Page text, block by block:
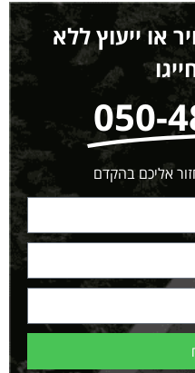
או ייעוץ ללא
050-
אליכם בהקדם